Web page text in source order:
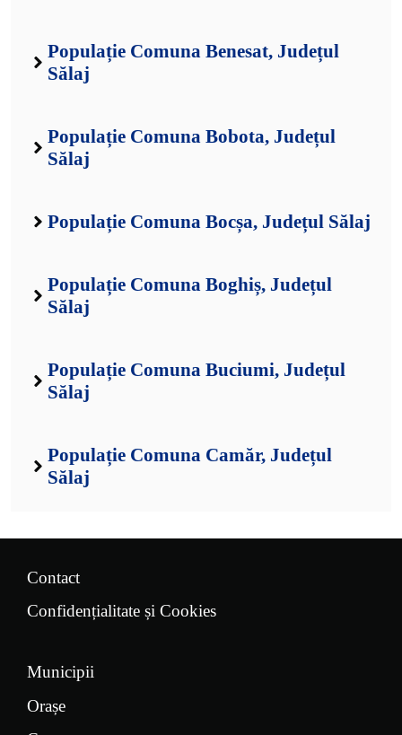
Populație Comuna Benesat, Județul
Sălaj
Populație Comuna Bobota, Județul
Sălaj
Populație Comuna Bocșa, Județul Sălaj
Populație Comuna Boghiș, Județul
Sălaj
Populație Comuna Buciumi, Județul
Sălaj
Populație Comuna Camăr, Județul
Sălaj
Contact
Confidențialitate și Cookies
Municipii
Orașe